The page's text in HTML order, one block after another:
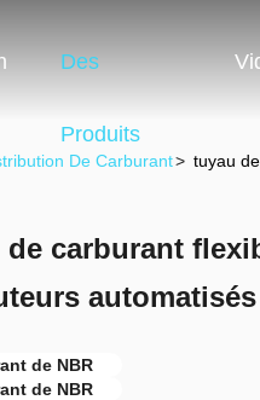
Des
Produits
De Carburant> tuyau
carburant
de NBR
de NBR